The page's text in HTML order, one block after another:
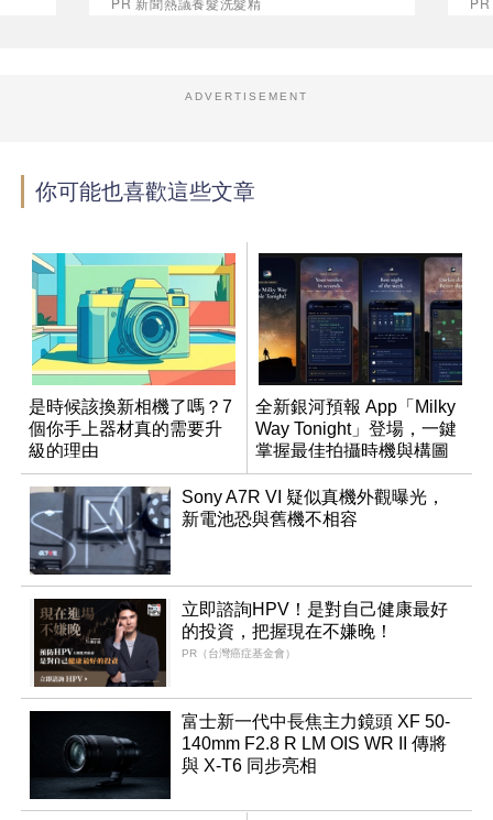
ADVERTISEMENT
你可能也喜歡這些文章
是時候該換新相機了嗎？7
個你手上器材真的需要升
級的理由
全新銀河預報 App「Milky
Way Tonight」登場，一鍵
掌握最佳拍攝時機與構圖
Sony A7R VI 疑似真機外觀曝光，
新電池恐與舊機不相容
立即諮詢HPV！是對自己健康最好
的投資，把握現在不嫌晚！
PR（台灣癌症基金會）
富士新一代中長焦主力鏡頭 XF 50-
140mm F2.8 R LM OIS WR II 傳將
與 X-T6 同步亮相